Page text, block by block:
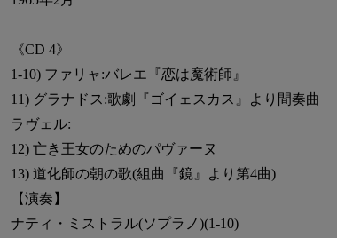
《CD 4》
1-10) ファリャ:バレエ『恋は魔術師』
11) グラナドス:歌劇『ゴイェスカス』より間奏曲
ラヴェル:
12) 亡き王女のためのパヴァーヌ
13) 道化師の朝の歌(組曲『鏡』より第4曲)
【演奏】
ナティ・ミストラル(ソプラノ)(1-10)